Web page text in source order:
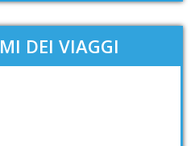
DEI VIAGGI